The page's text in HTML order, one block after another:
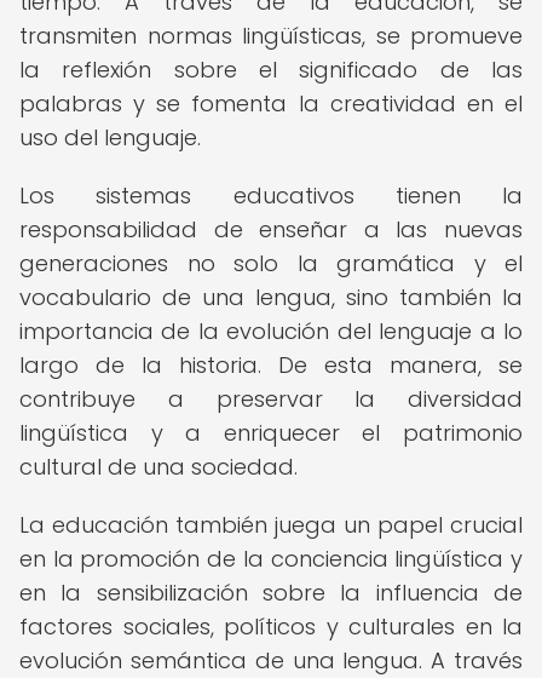
transmiten normas lingüísticas, se promueve
la reflexión sobre el significado de las
palabras y se fomenta la creatividad en el
uso del lenguaje.
Los sistemas educativos tienen la
responsabilidad de enseñar a las nuevas
generaciones no solo la gramática y el
vocabulario de una lengua, sino también la
importancia de la evolución del lenguaje a lo
largo de la historia. De esta manera, se
contribuye a preservar la diversidad
lingüística y a enriquecer el patrimonio
cultural de una sociedad.
La educación también juega un papel crucial
en la promoción de la conciencia lingüística y
en la sensibilización sobre la influencia de
factores sociales, políticos y culturales en la
evolución semántica de una lengua. A través